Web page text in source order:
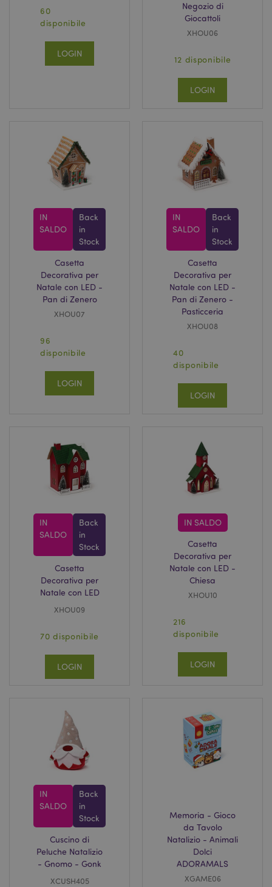
60
disponibile
LOGIN
Negozio di
Giocattoli
XHOU06
12 disponibile
LOGIN
IN
SALDO
Back
in
Stock
Casetta
Decorativa per
Natale con LED -
Pan di Zenero
XHOU07
96
disponibile
LOGIN
IN
SALDO
Back
in
Stock
Casetta
Decorativa per
Natale con LED -
Pan di Zenero -
Pasticceria
XHOU08
40
disponibile
LOGIN
IN
SALDO
Back
in
Stock
Casetta
Decorativa per
Natale con LED
XHOU09
70 disponibile
LOGIN
IN SALDO
Casetta
Decorativa per
Natale con LED -
Chiesa
XHOU10
216
disponibile
LOGIN
IN
SALDO
Back
in
Stock
Cuscino di
Peluche Natalizio
- Gnomo - Gonk
XCUSH405
Memoria - Gioco
da Tavolo
Natalizio - Animali
Dolci
ADORAMALS
XGAME06